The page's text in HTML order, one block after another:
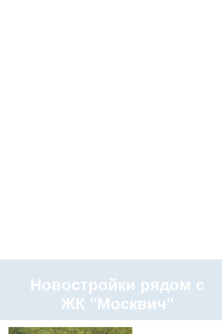
Новостройки рядом с
ЖК "Москвич"